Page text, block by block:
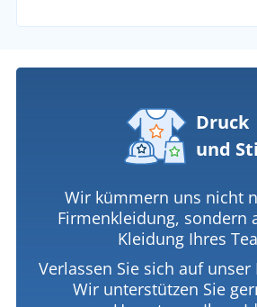
Druck
und
Wir kümmern uns nicht
Firmenkleidung, sondern
Kleidung Ihres
Verlassen Sie sich auf unser
Wir unterstützen Sie